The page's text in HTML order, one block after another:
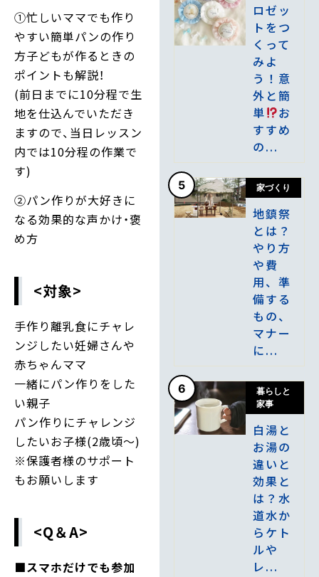
①忙しいママでも作り
やすい簡単パンの作り
方子どもが作るときの
ポイントも解説！
(前日までに10分程で生
地を仕込んでいただき
ますので、当日レッスン
内では10分程の作業で
す)
②パン作りが大好きに
なる効果的な声かけ・褒
め方
<対象>
手作り離乳食にチャレ
ンジしたい妊婦さんや
赤ちゃんママ
一緒にパン作りをした
い親子
パン作りにチャレンジ
したいお子様(2歳頃～)
※保護者様のサポート
もお願いします
<Q＆A>
■スマホだけでも参加
ロゼッ
トをつ
くって
みよ
う！意
外と簡
単
お
すすめ
の...
5 家づくり
地鎮祭
とは？
やり方
や費
用、準
備する
もの、
マナー
に...
6
暮らしと
家事
白湯と
お湯の
違いと
効果と
は？水
道水か
らケト
ルや
レ...